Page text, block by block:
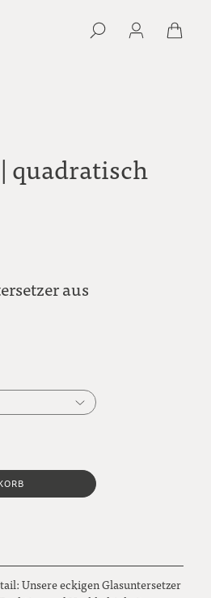
quadratisch
aus
Unsere eckigen Glasuntersetzer